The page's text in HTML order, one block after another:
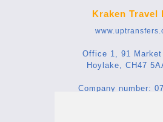
Kraken Travel
Office 1, 91
Hoylake, CH47
Company number: